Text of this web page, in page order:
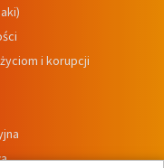
i korupcji